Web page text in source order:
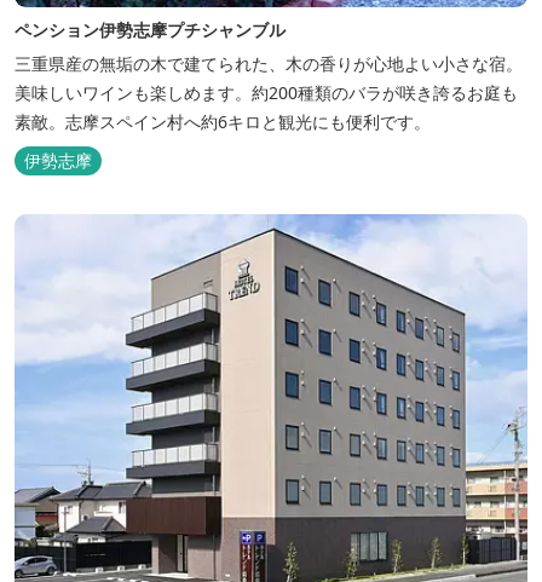
ペンション伊勢志摩プチシャンブル
三重県産の無垢の木で建てられた、木の香りが心地よい小さな宿。
美味しいワインも楽しめます。約200種類のバラが咲き誇るお庭も
素敵。志摩スペイン村へ約6キロと観光にも便利です。
伊勢志摩